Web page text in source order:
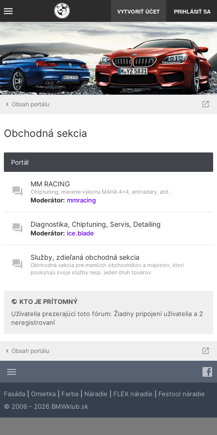
VYTVORIŤ ÚČET PRIHLÁSIŤ SA
Obsah portálu
Obchodná sekcia
Portál
MM RACING
Chiptuning, meranie výkonu MAHA 4x4, antiradary, atď..
Moderátor: mmracing
Diagnostika, Chiptuning, Servis, Detailing
Moderátor: ice.blade
Služby, zdieľaná obchodná sekcia
Obchodná sekcia pre menších obchodníkov a majstrov, ktorí
poskytujú svoje služby resp. jeden druh tovarov
KTO JE PRÍTOMNÝ
Užívatelia prezerajúci toto fórum: Žiadny pripojení užívatelia a 2
neregistrovaní
Obsah portálu
Fasáda Omietka Farba Náradie FLEX náradie
Festool náradie
© 2006 - 2026 BMWklub.sk